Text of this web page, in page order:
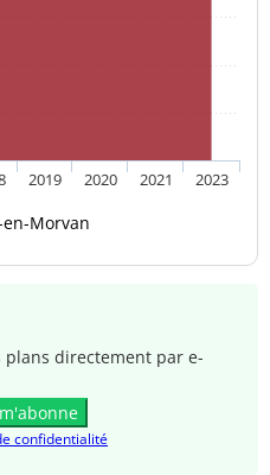
Morvan
2019 2020 2021 2023
plans directement par e-
confidentialité